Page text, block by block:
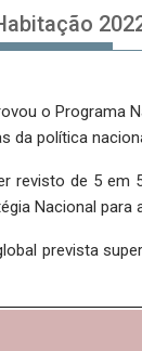
o Programa
da política
revisto de 5
Nacional
prevista